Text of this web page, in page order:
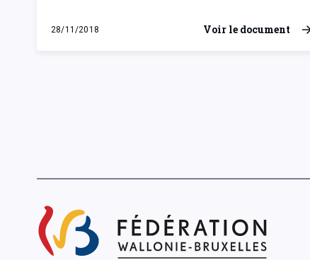
28/11/2018
mercredi 28 novembre 2018
Voir le document